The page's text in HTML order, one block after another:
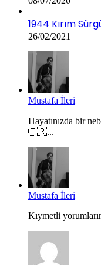
1944 Kırım
26/02/2021
Mustafa İleri
Hayatınızda bir
🇹🇷...
Mustafa İleri
Kıymetli